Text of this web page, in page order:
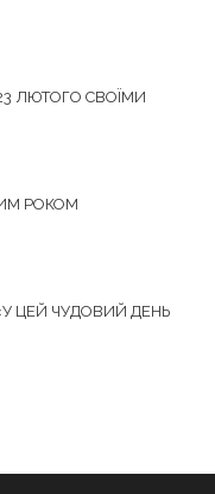
ЛЮТОГО СВОЇМИ
РОКОМ
ЦЕЙ ЧУДОВИЙ ДЕНЬ